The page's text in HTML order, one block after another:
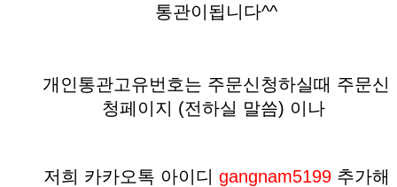
통관이됩니다^^
개인통관고유번호는 주문신청하실때 주문신
청페이지 (전하실 말씀) 이나
저희 카카오톡 아이디 gangnam5199추가해